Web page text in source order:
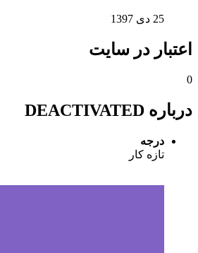
25 دی 1397
اعتبار در سایت
0
درباره DEACTIVATED
درجه
تازه کار